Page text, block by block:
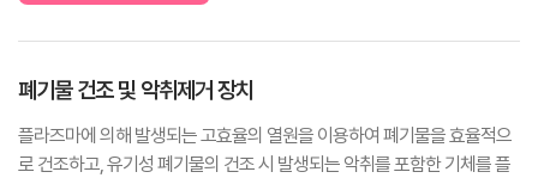
폐기물 건조 및 악취제거 장치
플라즈마에 의해 발생되는 고효율의 열원을 이용하여 폐기물을 효율적으
로 건조하고, 유기성 폐기물의 건조 시 발생되는 악취를 포함한 기체를 플